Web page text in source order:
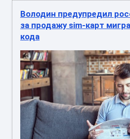
Володин предупредил
за продажу sim-карт
кода